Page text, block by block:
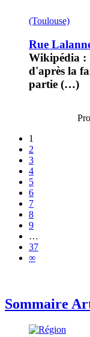
(Toulouse)
Rue
Wikipédia :
d'après la
partie (…)
1
2
3
4
5
6
7
8
9
…
37
∞
Sommaire